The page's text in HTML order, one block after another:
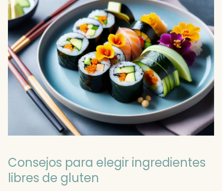
Consejos para elegir ingredientes
libres de gluten